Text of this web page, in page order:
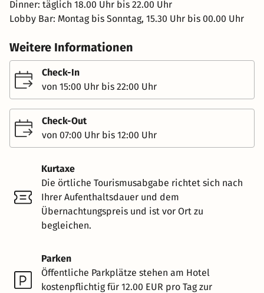
Dinner: täglich 18.00 Uhr bis 22.00 Uhr
Lobby Bar: Montag bis Sonntag, 15.30 Uhr bis 00.00 Uhr
Weitere Informationen
Check-In
von 15:00 Uhr bis 22:00 Uhr
Check-Out
von 07:00 Uhr bis 12:00 Uhr
Kurtaxe
Die örtliche Tourismusabgabe richtet sich nach
Ihrer Aufenthaltsdauer und dem
Übernachtungspreis und ist vor Ort zu
begleichen.
Parken
Öffentliche Parkplätze stehen am Hotel
kostenpflichtig für 12.00 EUR pro Tag zur